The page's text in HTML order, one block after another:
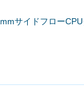
サイドフロー